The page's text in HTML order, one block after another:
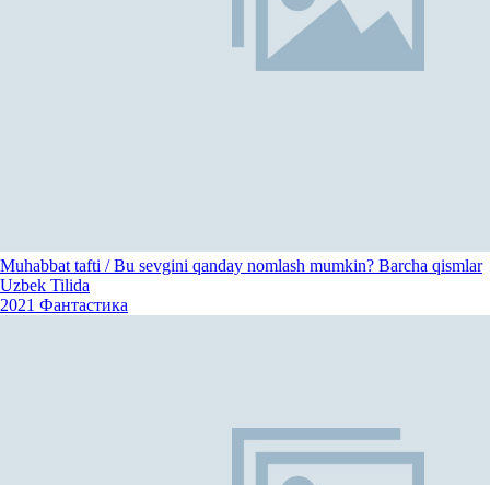
Muhabbat tafti / Bu sevgini qanday nomlash mumkin? Barcha qismlar
Uzbek Tilida
2021 Фантастика